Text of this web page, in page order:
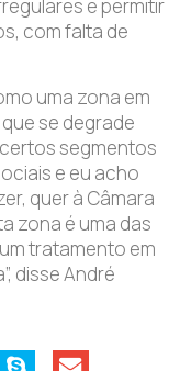
e permitir
com falta de
uma zona em
se degrade
segmentos
e eu acho
quer à Câmara
zona é uma das
tratamento em
disse André